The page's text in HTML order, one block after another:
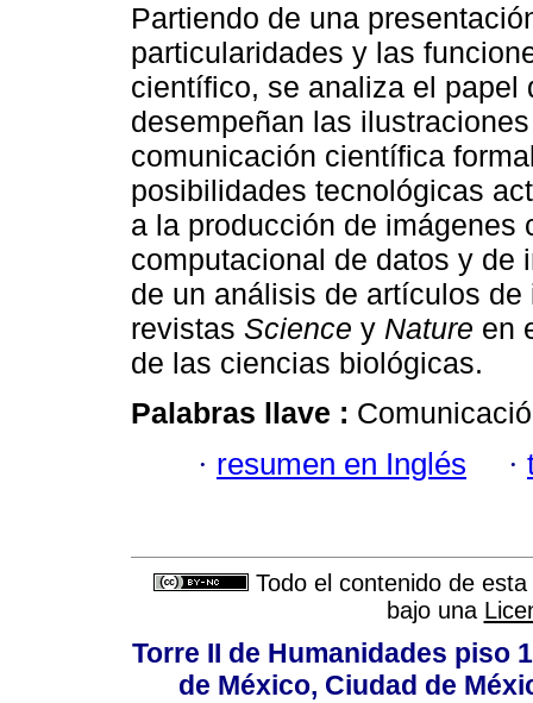
Partiendo de una
particularidades y las
científico, se analiza el papel
desempeñan las
comunicación científica
posibilidades tecnológicas
a la producción de
computacional de datos y de
de un análisis de artículos
revistas Science y Nature en
de las ciencias biológicas.
Palabras llave :
· resumen en Inglés ·
Todo el contenido de
bajo una
Torre II de Humanidades piso
de México, Ciudad de